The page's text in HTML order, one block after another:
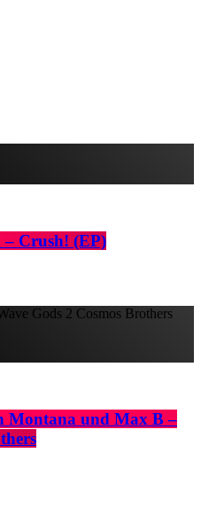
– Crush! (EP)
Montana und Max B –